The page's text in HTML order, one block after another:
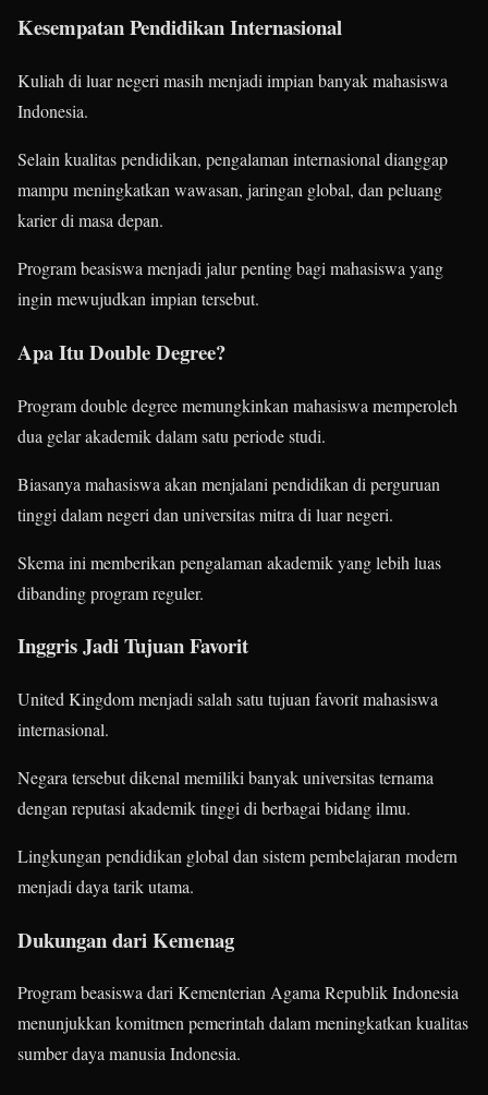
Kesempatan Pendidikan Internasional
Kuliah di luar negeri masih menjadi impian banyak mahasiswa
Indonesia.
Selain kualitas pendidikan, pengalaman internasional dianggap
mampu meningkatkan wawasan, jaringan global, dan peluang
karier di masa depan.
Program beasiswa menjadi jalur penting bagi mahasiswa yang
ingin mewujudkan impian tersebut.
Apa Itu Double Degree?
Program double degree memungkinkan mahasiswa memperoleh
dua gelar akademik dalam satu periode studi.
Biasanya mahasiswa akan menjalani pendidikan di perguruan
tinggi dalam negeri dan universitas mitra di luar negeri.
Skema ini memberikan pengalaman akademik yang lebih luas
dibanding program reguler.
Inggris Jadi Tujuan Favorit
United Kingdom menjadi salah satu tujuan favorit mahasiswa
internasional.
Negara tersebut dikenal memiliki banyak universitas ternama
dengan reputasi akademik tinggi di berbagai bidang ilmu.
Lingkungan pendidikan global dan sistem pembelajaran modern
menjadi daya tarik utama.
Dukungan dari Kemenag
Program beasiswa dari Kementerian Agama Republik Indonesia
menunjukkan komitmen pemerintah dalam meningkatkan kualitas
sumber daya manusia Indonesia.